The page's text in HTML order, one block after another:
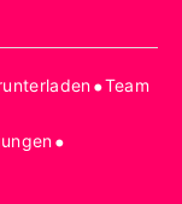
•Team
•